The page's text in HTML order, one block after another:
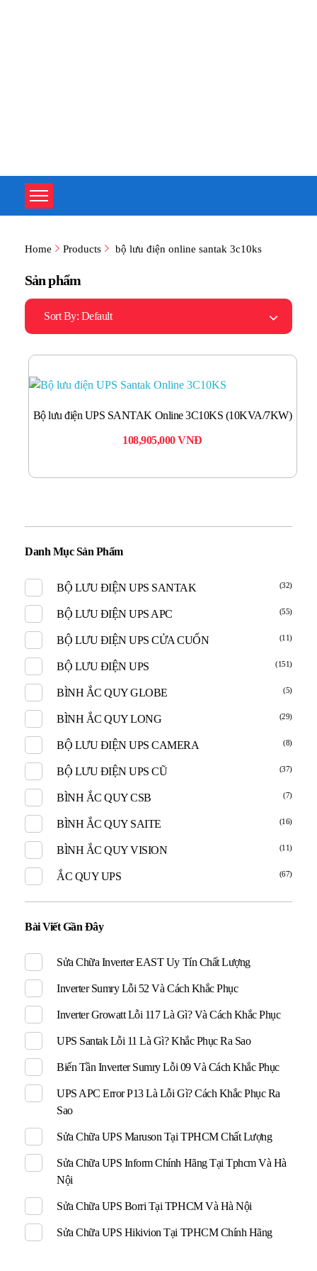
Home Products bộ lưu điện online santak 3c10ks
Sản phẩm
Sort By: Default
Bộ lưu điện UPS SANTAK Online 3C10KS (10KVA/7KW)
108,905,000VNĐ
Danh Mục Sản Phẩm
BỘ LƯU ĐIỆN UPS SANTAK (32)
BỘ LƯU ĐIỆN UPS APC (55)
BỘ LƯU ĐIỆN UPS CỬA CUỐN (11)
BỘ LƯU ĐIỆN UPS (151)
BÌNH ẮC QUY GLOBE (5)
BÌNH ẮC QUY LONG (29)
BỘ LƯU ĐIỆN UPS CAMERA (8)
BỘ LƯU ĐIỆN UPS CŨ (37)
BÌNH ẮC QUY CSB (7)
BÌNH ẮC QUY SAITE (16)
BÌNH ẮC QUY VISION (11)
ẮC QUY UPS (67)
Bài Viết Gần Đây
Sửa Chữa Inverter EAST Uy Tín Chất Lượng
Inverter Sumry Lỗi 52 Và Cách Khắc Phục
Inverter Growatt Lỗi 117 Là Gì? Và Cách Khắc Phục
UPS Santak Lỗi 11 Là Gì? Khắc Phục Ra Sao
Biến Tần Inverter Sumry Lỗi 09 Và Cách Khắc Phục
UPS APC Error P13 Là Lỗi Gì? Cách Khắc Phục Ra
Sao
Sửa Chữa UPS Maruson Tại TPHCM Chất Lượng
Sửa Chữa UPS Inform Chính Hãng Tại Tphcm Và Hà
Nội
Sửa Chữa UPS Borri Tại TPHCM Và Hà Nội
Sửa Chữa UPS Hikivion Tại TPHCM Chính Hãng